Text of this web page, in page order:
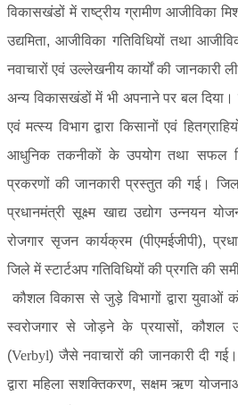
विकासखंडों में राष्ट्रीय ग्रामीण आजीविका
उद्यमिता, आजीविका गतिविधियों तथा
नवाचारों एवं उल्लेखनीय कार्यों की
अन्य विकासखंडों में भी अपनाने पर बल दिया।
एवं मत्स्य विभाग द्वारा किसानों एवं
आधुनिक तकनीकों के उपयोग तथा सफल
प्रकरणों की जानकारी प्रस्तुत की गई। जिला
प्रधानमंत्री सूक्ष्म खाद्य उद्योग उन्नयन
रोजगार सृजन कार्यक्रम (पीएमईजीपी),
जिले में स्टार्टअप गतिविधियों की प्रगति की
कौशल विकास से जुड़े विभागों द्वारा युवाओं
स्वरोजगार से जोड़ने के प्रयासों, कौशल
(Verbyl) जैसे नवाचारों की जानकारी दी
द्वारा महिला सशक्तिकरण, सक्षम ऋण